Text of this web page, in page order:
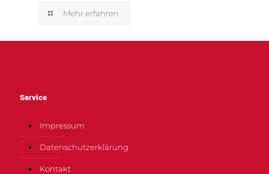
Mehr erfahren
Service
Impressum
Datenschutzerklärung
Kontakt